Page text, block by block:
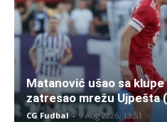
Matanović ušao sa
zatresao mrežu Ujpešta
CG Fudbal - 9 Aug 2026. 13:51